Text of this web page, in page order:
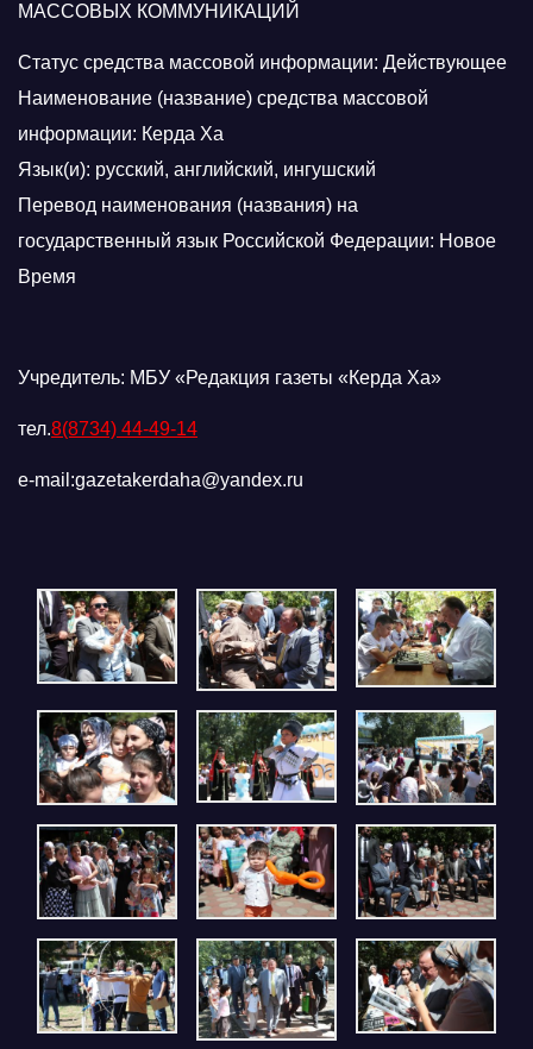
МАССОВЫХ КОММУНИКАЦИЙ
Статус средства массовой информации: Действующее
Наименование (название) средства массовой
информации: Керда Ха
Язык(и): русский, английский, ингушский
Перевод наименования (названия) на
государственный язык Российской Федерации: Новое
Время
Учредитель: МБУ «Редакция газеты «Керда Ха»
тел.8(8734) 44-49-14
e-mail:gazetakerdaha@yandex.ru